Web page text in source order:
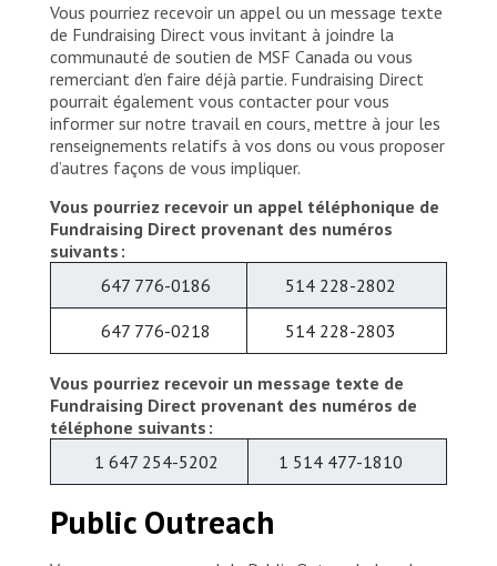
Vous pourriez recevoir un appel ou un message texte
de Fundraising Direct vous invitant à joindre la
communauté de soutien de MSF Canada ou vous
remerciant d’en faire déjà partie. Fundraising Direct
pourrait également vous contacter pour vous
informer sur notre travail en cours, mettre à jour les
renseignements relatifs à vos dons ou vous proposer
d’autres façons de vous impliquer.
Vous pourriez recevoir un appel téléphonique de
Fundraising Direct provenant des numéros
suivants :
647 776-0186
514 228-2802
647 776-0218 514 228-2803
Vous pourriez recevoir un message texte de
Fundraising Direct provenant des numéros de
téléphone suivants :
1 647 254-5202
1 514 477-1810
Public Outreach